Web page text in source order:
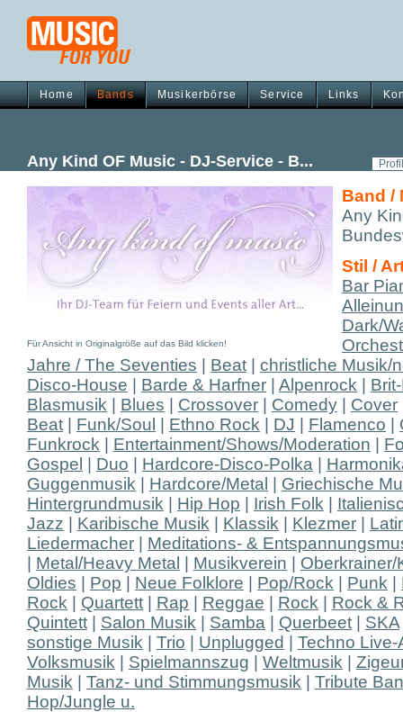
Home Bands Musikerbörse Service Links
Profil
Any Kind OF Music - DJ-Service - B...
Für Ansicht in Originalgröße auf das Bild klicken!
Band /
Any
Stil /
Bar
Dark/
Jahre / The Seventies
Beat
christliche Musik/
Disco-House
Barde & Harfner Alpenrock
Blasmusik
Blues Crossover Comedy Cover
Beat
Funk/Soul Ethno Rock DJ Flamenco
Funkrock
Entertainment/Shows/Moderation
Gospel
Duo Hardcore-Disco-Polka
Guggenmusik
Hardcore/Metal
Griechische
Hintergrundmusik
Hip Hop Irish Folk
Jazz
Karibische Musik Klassik Klezmer
Liedermacher
Meditations- &
Metal/Heavy Metal Musikverein
Oberkrainer/
Oldies
Pop Neue Folklore Pop/Rock Punk
Rock
Quartett Rap Reggae Rock
Rock &
Quintett
Salon Musik Samba Querbeet SKA
sonstige Musik
Trio Unplugged
Techno Live-
Volksmusik
Spielmannszug Weltmusik
Musik
Tanz- und Stimmungsmusik
Tribute
Hop/Jungle u.